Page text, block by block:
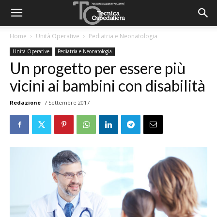
Home Unità Operative Pediatria e Neonatologia
Unità Operative Pediatria e Neonatologia
Un progetto per essere più
vicini ai bambini con disabilità
Redazione 7 Settembre 2017